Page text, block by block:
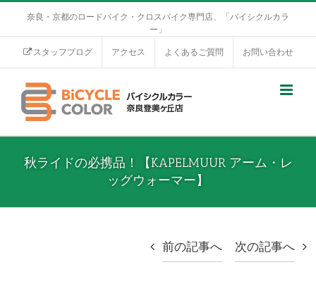
奈良・京都のロードバイク・クロスバイク専門店、「バイシクルカラ
ー」
スタッフブログ アクセス よくあるご質問 お問い合わせ
秋ライドの必携品！【KAPELMUUR アーム・レ
ッグウォーマー】
前の記事へ 次の記事へ